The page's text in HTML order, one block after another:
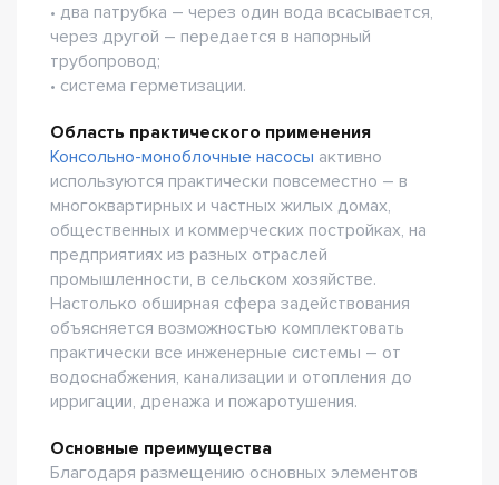
• два патрубка – через один вода всасывается,
через другой – передается в напорный
трубопровод;
• система герметизации.
Область практического применения
Консольно-моноблочные насосы активно
используются практически повсеместно – в
многоквартирных и частных жилых домах,
общественных и коммерческих постройках, на
предприятиях из разных отраслей
промышленности, в сельском хозяйстве.
Настолько обширная сфера задействования
объясняется возможностью комплектовать
практически все инженерные системы – от
водоснабжения, канализации и отопления до
ирригации, дренажа и пожаротушения.
Основные преимущества
Благодаря размещению основных элементов